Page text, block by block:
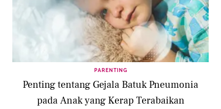
PARENTING
Penting tentang Gejala Batuk Pneumonia
pada Anak yang Kerap Terabaikan